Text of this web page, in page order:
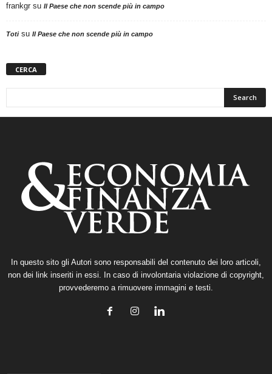
frankgr su Il Paese che non scende più in campo
Totisu Il Paese che non scende più in campo
CERCA
In questo sito gli Autori sono responsabili del contenuto dei loro articoli,
non dei link inseriti in essi. In caso di involontaria violazione di copyright,
provvederemo a rimuovere immagini e testi.